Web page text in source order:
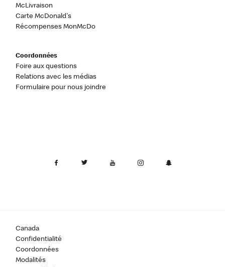
McLivraison
Carte McDonald's
Récompenses MonMcDo
Coordonnées
Foire aux questions
Relations avec les médias
Formulaire pour nous joindre
Canada
Confidentialité
Coordonnées
Modalités